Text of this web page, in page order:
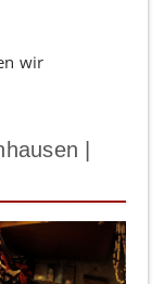
wir
|